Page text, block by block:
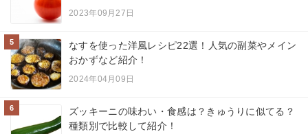
2023年09月27日
5
なすを使った洋風レシピ22選！人気の副菜やメイン
おかずなど紹介！
2024年04月09日
6
ズッキーニの味わい・食感は？きゅうりに似てる？
種類別で比較して紹介！